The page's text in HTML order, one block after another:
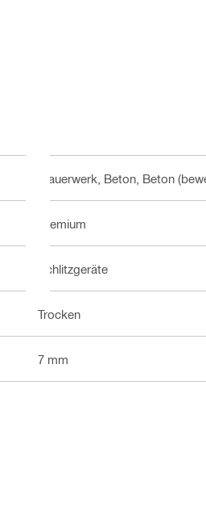
Mauerwerk, Beton, Beton
Premium
Schlitzgeräte
Trocken
7 mm